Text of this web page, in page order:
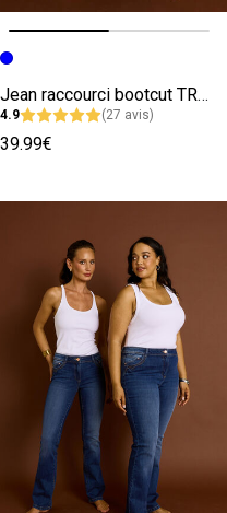
Image précédente
Image suivante
Jean raccourci bootcut TROPEZ RB02 femme
4.9 (27 avis)
39.99€